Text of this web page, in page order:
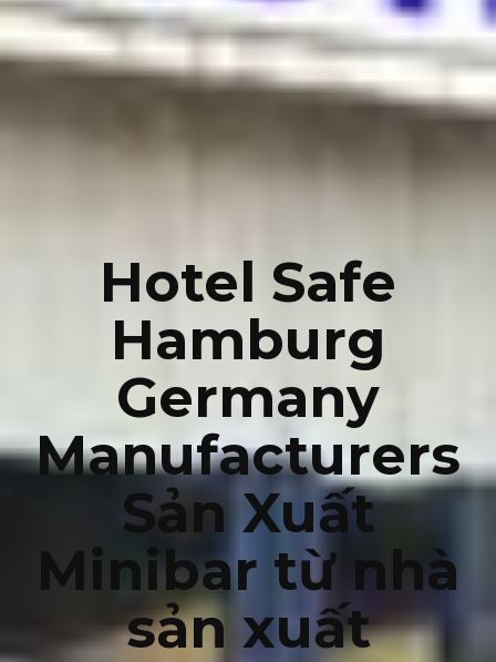
Hotel Safe
Hamburg
Germany
Manufacturers
Sản Xuất
Minibar từ nhà
sản xuất